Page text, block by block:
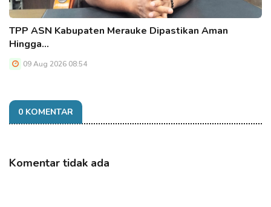
TPP ASN Kabupaten Merauke Dipastikan Aman
Hingga…
09 Aug 2026 08:54
0 KOMENTAR
Komentar tidak ada